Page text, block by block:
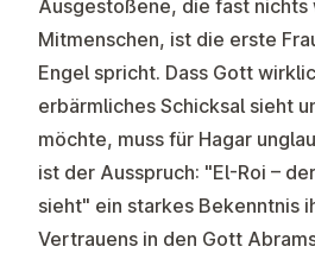
Ausgestoßene, die fast
Mitmenschen, ist die erste
Engel spricht. Dass Gott
erbärmliches Schicksal sieht
möchte, muss für Hagar
ist der Ausspruch: "El-Roi –
sieht" ein starkes Bekenntnis
Vertrauens in den Gott